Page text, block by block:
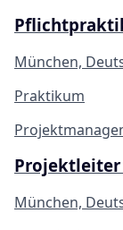
München,
Praktikum
München,